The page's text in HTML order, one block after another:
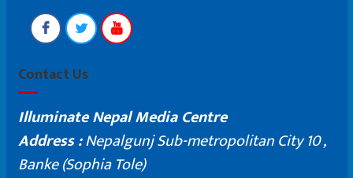
Contact Us
Illuminate Nepal Media Centre
Address :Nepalgunj Sub-metropolitan City 10 ,
Banke (Sophia Tole)